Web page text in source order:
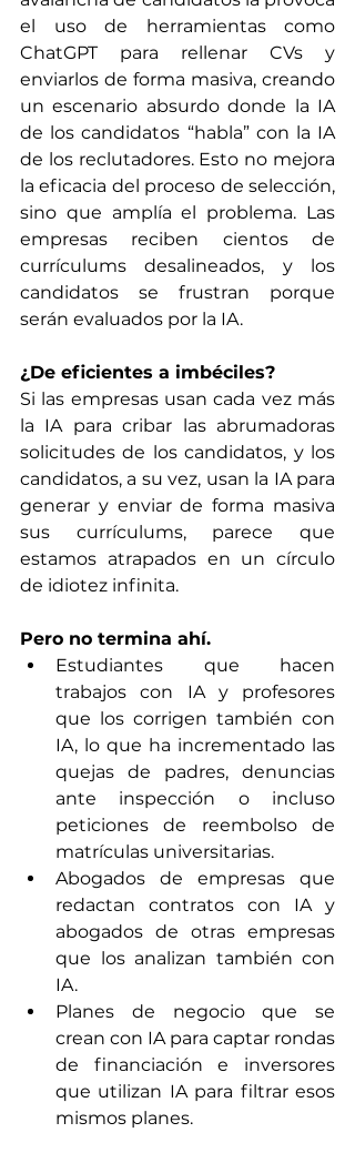
el uso de herramientas como
ChatGPT para rellenar CVs y
enviarlos de forma masiva, creando
un escenario absurdo donde la IA
de los candidatos “habla” con la IA
de los reclutadores. Esto no mejora
la eficacia del proceso de selección,
sino que amplía el problema. Las
empresas reciben cientos de
currículums desalineados, y los
candidatos se frustran porque
serán evaluados por la IA.
¿De eficientes a imbéciles?
Si las empresas usan cada vez más
la IA para cribar las abrumadoras
solicitudes de los candidatos, y los
candidatos, a su vez, usan la IA para
generar y enviar de forma masiva
sus currículums, parece que
estamos atrapados en un círculo
de idiotez infinita.
Pero no termina ahí.
Estudiantes que hacen
trabajos con IA y profesores
que los corrigen también con
IA, lo que ha incrementado las
quejas de padres, denuncias
ante inspección o incluso
peticiones de reembolso de
matrículas universitarias.
Abogados de empresas que
redactan contratos con IA y
abogados de otras empresas
que los analizan también con
IA.
Planes de negocio que se
crean con IA para captar rondas
de financiación e inversores
que utilizan IA para filtrar esos
mismos planes.